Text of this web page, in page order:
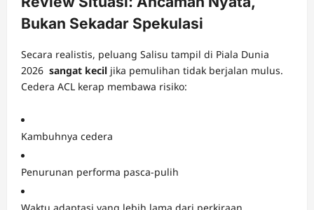
Bukan Sekadar Spekulasi
Secara realistis, peluang Salisu tampil di Piala Dunia
2026 sangat kecil jika pemulihan tidak berjalan mulus.
Cedera ACL kerap membawa risiko:
Kambuhnya cedera
Penurunan performa pasca-pulih